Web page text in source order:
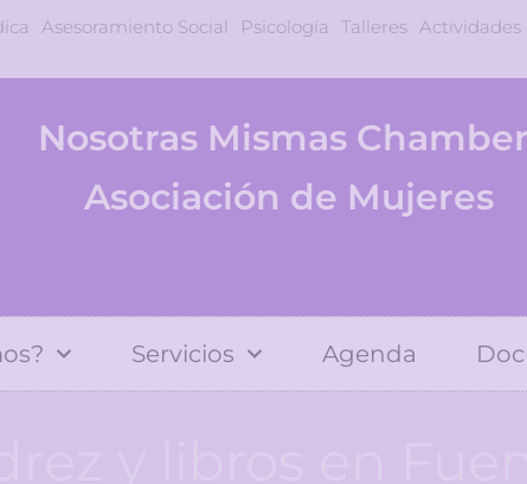
Asesoramiento Social Psicología Talleres Actividades
Nosotras Mismas
Asociación de Mujeres
Servicios Agenda